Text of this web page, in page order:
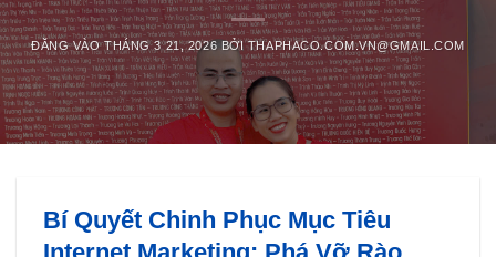
ĐĂNG VÀOTHÁNG 3 21, 2026 BỞITHAPHACO.COM.VN@GMAIL.COM
Bí Quyết Chinh Phục Mục Tiêu